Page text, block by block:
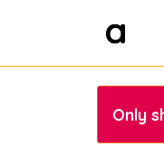
Only